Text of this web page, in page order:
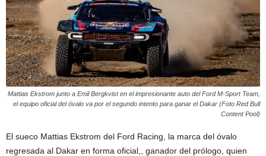
Mattias Ekstrom junto a Emil Bergkvist en el impresionante auto del Ford M-Sport Team,
el equipo oficial del óvalo va por el segundo intento para ganar el Dakar (Foto Red Bull
Content Pool)
El sueco Mattias Ekstrom del Ford Racing, la marca del óvalo
regresada al Dakar en forma oficial,, ganador del prólogo, quien